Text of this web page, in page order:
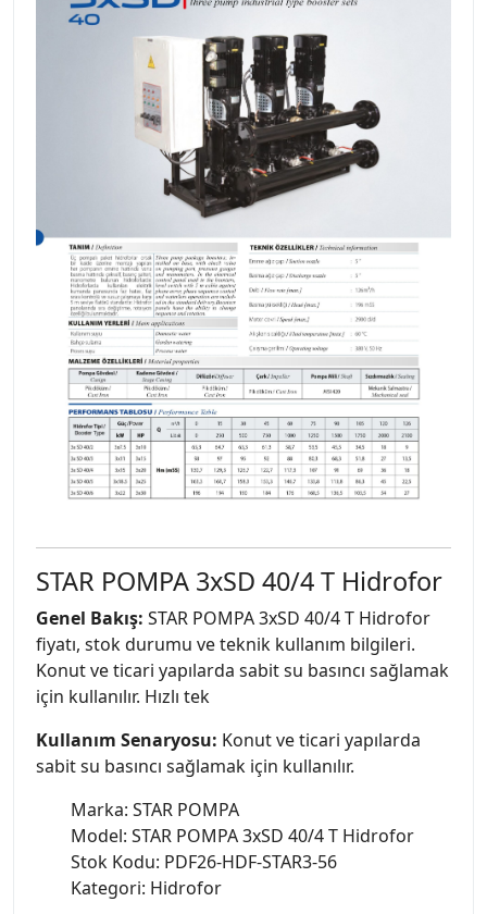
STAR POMPA 3xSD 40/4 T Hidrofor
Genel Bakış: STAR POMPA 3xSD 40/4 T Hidrofor
fiyatı, stok durumu ve teknik kullanım bilgileri.
Konut ve ticari yapılarda sabit su basıncı sağlamak
için kullanılır. Hızlı tek
Kullanım Senaryosu: Konut ve ticari yapılarda
sabit su basıncı sağlamak için kullanılır.
Marka: STAR POMPA
Model: STAR POMPA 3xSD 40/4 T Hidrofor
Stok Kodu: PDF26-HDF-STAR3-56
Kategori: Hidrofor